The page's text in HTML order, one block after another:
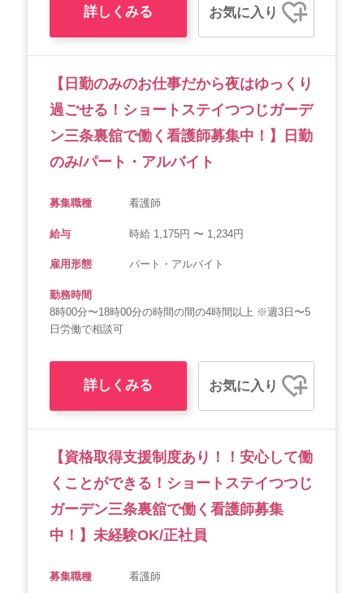
詳しくみる お気に入り
【日勤のみのお仕事だから夜はゆっくり
過ごせる！ショートステイつつじガーデ
ン三条裏舘で働く看護師募集中！】日勤
のみ/パート・アルバイト
募集職種 看護師
給与 時給 1,175円 〜 1,234円
雇用形態 パート・アルバイト
勤務時間
8時00分〜18時00分の時間の間の4時間以上 ※週3日〜5
日労働で相談可
詳しくみる お気に入り
【資格取得支援制度あり！！安心して働
くことができる！ショートステイつつじ
ガーデン三条裏舘で働く看護師募集
中！】未経験OK/正社員
募集職種 看護師